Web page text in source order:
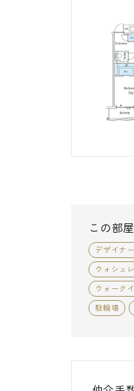
この部
デザイナ
ウォシュ
ウォーク
駐輪場